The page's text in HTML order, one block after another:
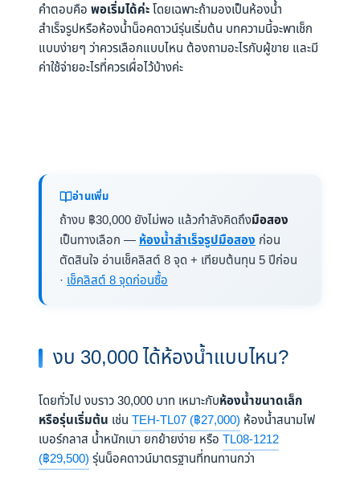
คำตอบคือ พอเริ่มได้ค่ะโดยเฉพาะถ้ามองเป็นห้องน้ำ
สำเร็จรูปหรือห้องน้ำน็อคดาวน์รุ่นเริ่มต้น บทความนี้จะพาเช็ก
แบบง่ายๆ ว่าควรเลือกแบบไหน ต้องถามอะไรกับผู้ขาย และมี
ค่าใช้จ่ายอะไรที่ควรเผื่อไว้บ้างค่ะ
อ่านเพิ่ม
ถ้างบ ฿30,000 ยังไม่พอ แล้วกำลังคิดถึงมือสอง
เป็นทางเลือก —ห้องน้ำสำเร็จรูปมือสอง ก่อน
ตัดสินใจ อ่านเช็คลิสต์ 8 จุด + เทียบต้นทุน 5 ปีก่อน
· เช็คลิสต์ 8 จุดก่อนซื้อ
งบ 30,000 ได้ห้องน้ำแบบไหน?
โดยทั่วไป งบราว 30,000 บาท เหมาะกับห้องน้ำขนาดเล็ก
หรือรุ่นเริ่มต้น เช่น TEH-TL07 (฿27,000) ห้องน้ำสนามไฟ
เบอร์กลาส น้ำหนักเบา ยกย้ายง่าย หรือ TL08-1212
(฿29,500) รุ่นน็อคดาวน์มาตรฐานที่ทนทานกว่า